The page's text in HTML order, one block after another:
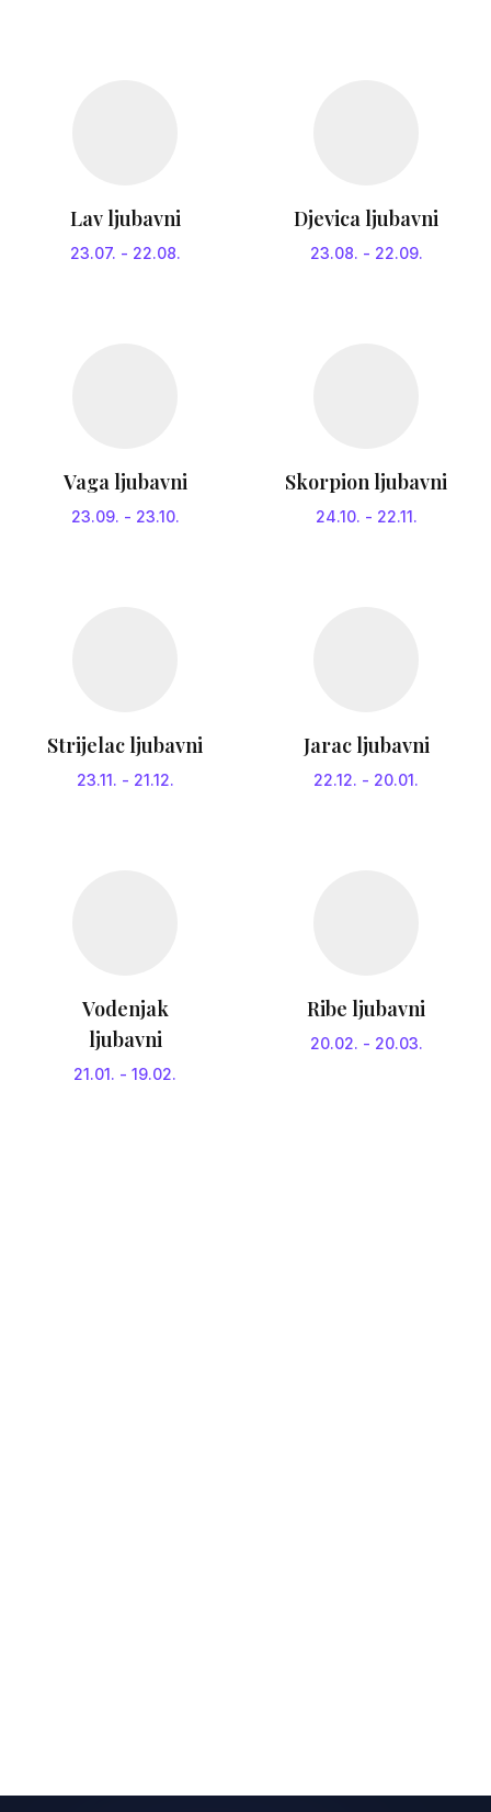
Lav ljubavni
23.07. - 22.08.
Djevica ljubavni
23.08. - 22.09.
Vaga ljubavni
23.09. - 23.10.
Skorpion ljubavni
24.10. - 22.11.
Strijelac ljubavni
23.11. - 21.12.
Jarac ljubavni
22.12. - 20.01.
Vodenjak
ljubavni
21.01. - 19.02.
Ribe ljubavni
20.02. - 20.03.